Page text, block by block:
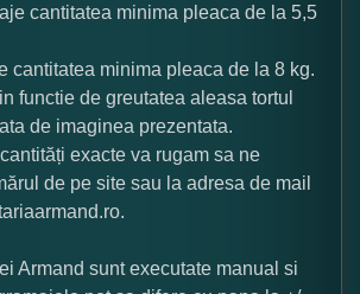
cantitatea minima pleaca de la 5,5
cantitatea minima pleaca de la 8 kg.
functie de greutatea aleasa tortul
de imaginea prezentata.
exacte va rugam sa ne
de pe site sau la adresa de mail
Armand sunt executate manual si